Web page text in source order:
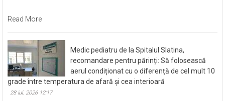
Read More
Medic pediatru de la Spitalul Slatina,
recomandare pentru părinți: Să folosească
aerul condiționat cu o diferență de cel mult 10
grade între temperatura de afară și cea interioară
28 iul. 2026 12:17